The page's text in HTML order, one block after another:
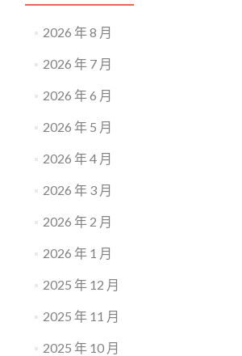
2026 年 8 月
2026 年 7 月
2026 年 6 月
2026 年 5 月
2026 年 4 月
2026 年 3 月
2026 年 2 月
2026 年 1 月
2025 年 12 月
2025 年 11 月
2025 年 10 月